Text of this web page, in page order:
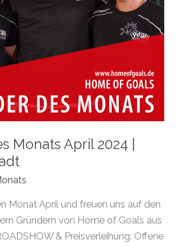
Monats April 2024 |
Monat April und freuen uns auf den
Gründern von Home of Goals aus
& Preisverleihung: Offene